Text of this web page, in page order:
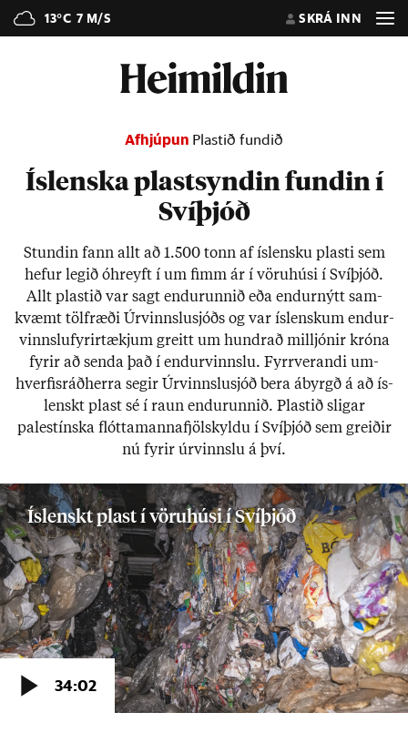
13°C 7 M/S SKRÁ INN
Afhjúpun Plastið fundið
Íslenska plastsyndin fundin í
Svíþjóð
Stund­in fann allt að 1.500 tonn af ís­lensku plasti sem
hef­ur leg­ið óhreyft í um fimm ár í vöru­húsi í Sví­þjóð.
Allt plast­ið var sagt end­urunn­ið eða end­ur­nýtt sam­
kvæmt töl­fræði Úr­vinnslu­sjóðs og var ís­lensk­um end­ur­
vinnslu­fyr­ir­tækj­um greitt um hundrað millj­ón­ir króna
fyr­ir að senda það í end­ur­vinnslu. Fyrr­ver­andi um­
hverf­is­ráð­herra seg­ir Úr­vinnslu­sjóð bera ábyrgð á að ís­
lenskt plast sé í raun end­urunn­ið. Plast­ið slig­ar
palestínska flótta­manna­fjöl­skyldu í Sví­þjóð sem greið­ir
nú fyr­ir úr­vinnslu á því.